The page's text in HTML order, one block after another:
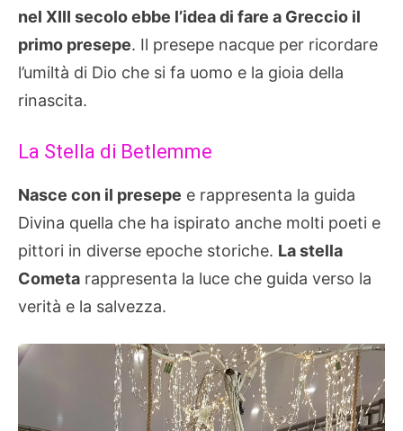
nel XIII secolo ebbe l’idea di fare a Greccio il
primo presepe. Il presepe nacque per ricordare
l’umiltà di Dio che si fa uomo e la gioia della
rinascita.
La Stella di Betlemme
Nasce con il presepe e rappresenta la guida
Divina quella che ha ispirato anche molti poeti e
pittori in diverse epoche storiche. La stella
Cometa rappresenta la luce che guida verso la
verità e la salvezza.